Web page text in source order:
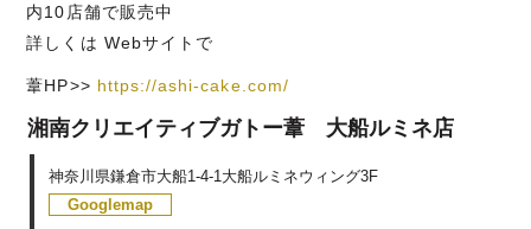
内10店舗で販売中
詳しくは Webサイトで
葦HP>> https://ashi-cake.com/
湘南クリエイティブガトー葦 大船ルミネ店
神奈川県鎌倉市大船1-4-1大船ルミネウィング3F
Googlemap